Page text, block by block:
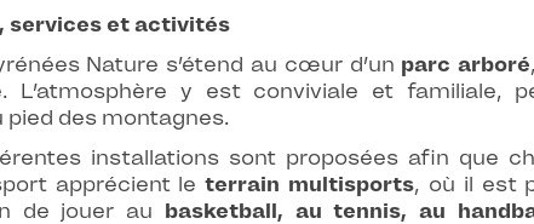
services et activités
Nature s’étend au cœur d’un parc arboré
L’atmosphère y est conviviale et familiale,
des montagnes.
installations sont proposées afin que
apprécient leterrain multisports, où il est
de jouer au basketball, au tennis, au